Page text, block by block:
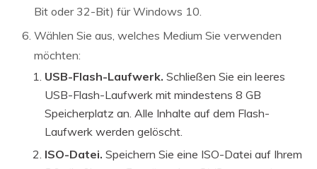
Bit oder 32-Bit) für Windows 10.
Wählen Sie aus, welches Medium Sie verwenden
möchten:
USB-Flash-Laufwerk. Schließen Sie ein leeres
USB-Flash-Laufwerk mit mindestens 8 GB
Speicherplatz an. Alle Inhalte auf dem Flash-
Laufwerk werden gelöscht.
ISO-Datei. Speichern Sie eine ISO-Datei auf Ihrem